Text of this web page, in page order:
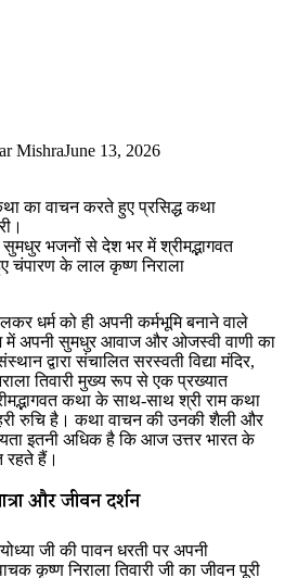
MishraJune 13, 2026
भजनों से देश भर में श्रीमद्भागवत
चंपारण के लाल कृष्ण निराला
धर्म को ही अपनी कर्मभूमि बनाने वाले
में अपनी सुमधुर आवाज और ओजस्वी वाणी का
द्वारा संचालित सरस्वती विद्या मंदिर,
तिवारी मुख्य रूप से एक प्रख्यात
कथा के साथ-साथ श्री राम कथा
रुचि है। कथा वाचन की उनकी शैली और
इतनी अधिक है कि आज उत्तर भारत के
रहते हैं।
और जीवन दर्शन
जी की पावन धरती पर अपनी
कृष्ण निराला तिवारी जी का जीवन पूरी